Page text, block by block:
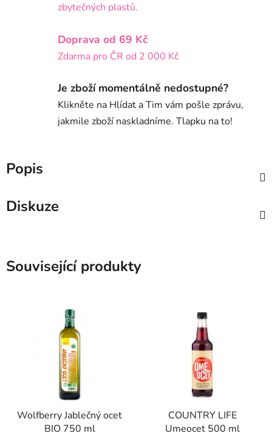
zbytečných plastů.
Doprava od 69 Kč
Zdarma pro ČR od 2 000 Kč
Je zboží momentálně nedostupné?
Klikněte na Hlídat a Tim vám pošle zprávu,
jakmile zboží naskladníme. Tlapku na to!
Popis
Diskuze
Související produkty
Wolfberry Jablečný ocet
BIO 750 ml
COUNTRY LIFE
Umeocet 500 ml